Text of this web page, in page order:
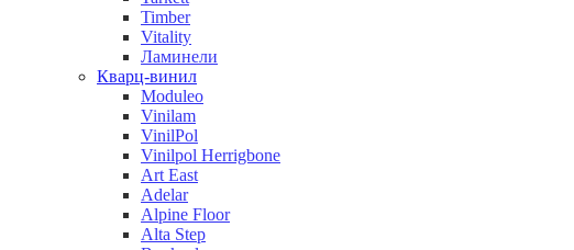
Timber
Vitality
Ламинели
Кварц-винил
Moduleo
Vinilam
VinilPol
Vinilpol Herrigbone
Art East
Adelar
Alpine Floor
Alta Step